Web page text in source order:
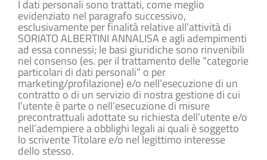
I dati personali sono trattati, come meglio
evidenziato nel paragrafo successivo,
esclusivamente per finalità relative all’attività di
SORIATO ALBERTINI ANNALISA e agli adempimenti
ad essa connessi; le basi giuridiche sono rinvenibili
nel consenso (es. per il trattamento delle “categorie
particolari di dati personali” o per
marketing/profilazione) e/o nell’esecuzione di un
contratto o di un servizio di nostra gestione di cui
l’utente è parte o nell’esecuzione di misure
precontrattuali adottate su richiesta dell’utente e/o
nell’adempiere a obblighi legali ai quali è soggetto
lo scrivente Titolare e/o nel legittimo interesse
dello stesso.